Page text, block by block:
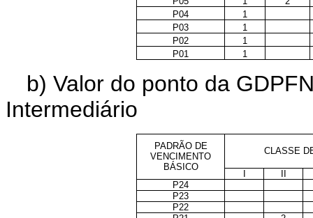
P04
1
P03
1
P02
1
P01
1
b) Valor do ponto da
Intermediário
PADRÃO DE
VENCIMENTO
BÁSICO
CLASSE
P24
P23
P22